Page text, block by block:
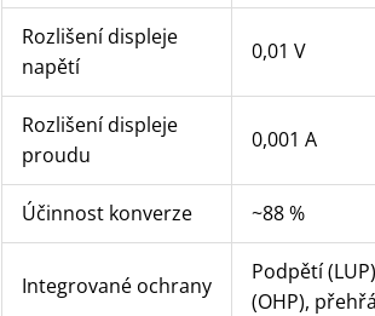
Rozlišení displeje
napětí
0,01 V
Rozlišení displeje
proudu
0,001 A
Účinnost konverze ~88 %
Integrované ochrany
Podpětí
(OHP),